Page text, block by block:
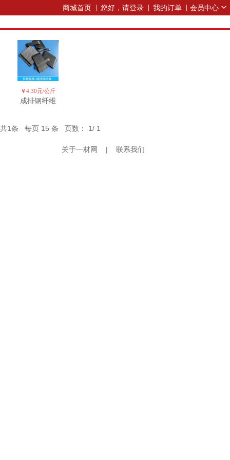
商城首页 您好，请登录 我的订单 会员中心
￥4.30元/公斤
成排钢纤维
共1条 每页 15 条 页数： 1/ 1
关于一材网 | 联系我们